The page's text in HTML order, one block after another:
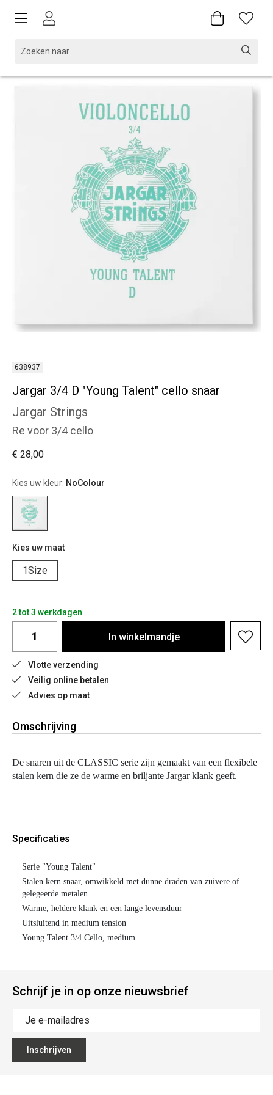
638937
Jargar 3/4 D "Young Talent" cello snaar
Jargar Strings
Re voor 3/4 cello
€ 28,00
Kies uw kleur: NoColour
Kies uw maat
1Size
2 tot 3 werkdagen
In winkelmandje
Vlotte verzending
Veilig online betalen
Advies op maat
Omschrijving
De snaren uit de CLASSIC serie zijn gemaakt van een flexibele
stalen kern die ze de warme en briljante Jargar klank geeft.
speelbaarheid en duurzaamheid maken ze een goede keuze voor
Specificaties
Serie "Young Talent"
Stalen kern snaar, omwikkeld met dunne draden van zuivere of
gelegeerde metalen
Warme, heldere klank en een lange levensduur
Uitsluitend in medium tension
Young Talent 3/4 Cello, medium
Schrijf je in op onze nieuwsbrief
Inschrijven